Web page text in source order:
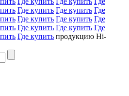
Где купить Где купить Где
Где купить Где купить Где
Где купить Где купить Где
Где купить продукцию Hi-